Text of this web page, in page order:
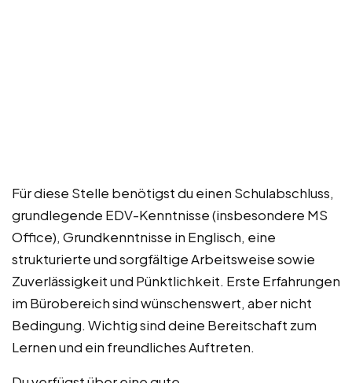
Für diese Stelle benötigst du einen Schulabschluss,
grundlegende EDV-Kenntnisse (insbesondere MS
Office), Grundkenntnisse in Englisch, eine
strukturierte und sorgfältige Arbeitsweise sowie
Zuverlässigkeit und Pünktlichkeit. Erste Erfahrungen
im Bürobereich sind wünschenswert, aber nicht
Bedingung. Wichtig sind deine Bereitschaft zum
Lernen und ein freundliches Auftreten.